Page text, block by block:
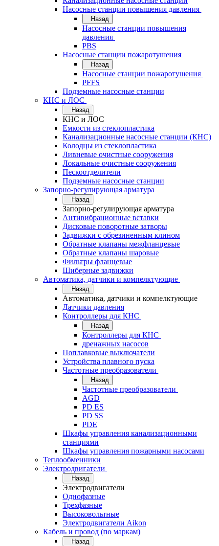
Насосные станции повышения давления
Назад
Насосные станции повышения
давления
PBS
Насосные станции пожаротушения
Назад
Насосные станции пожаротушения
PFFS
Подземные насосные станции
КНС и ЛОС
Назад
КНС и ЛОС
Емкости из стеклопластика
Канализационные насосные станции (КНС)
Колодцы из стеклопластика
Ливневые очистные сооружения
Локальные очистные сооружения
Пескоотделители
Подземные насосные станции
Запорно-регулирующая арматура
Назад
Запорно-регулирующая арматура
Антивибрационные вставки
Дисковые поворотные затворы
Задвижки с обрезиненным клином
Обратные клапаны межфланцевые
Обратные клапаны шаровые
Фильтры фланцевые
Шиберные задвижки
Автоматика, датчики и компелктующие
Назад
Автоматика, датчики и компелктующие
Датчики давления
Контроллеры для КНС
Назад
Контроллеры для КНС
дренажных насосов
Поплавковые выключатели
Устройства плавного пуска
Частотные преобразователи
Назад
Частотные преобразователи
AGD
PD ES
PD SS
PDE
Шкафы управления канализационными
станциями
Шкафы управления пожарными насосами
Теплообменники
Электродвигатели
Назад
Электродвигатели
Однофазные
Трехфазные
Высоковольтные
Электродвигатели Aikon
Кабель и провод (по маркам)
Назад